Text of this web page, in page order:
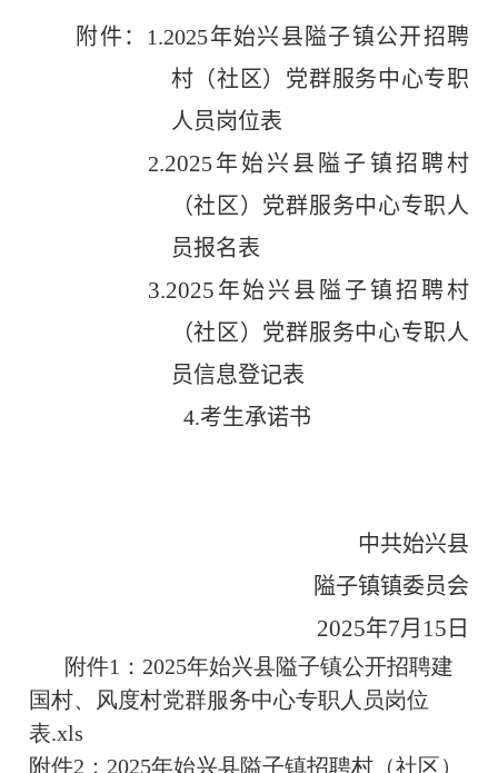
附件： 1.2025年始兴县隘子镇公开招聘
村（社区）党群服务中心专职
人员岗位表
2.2025年始兴县隘子镇招聘村
（社区）党群服务中心专职人
员报名表
3.2025 年始兴县隘子镇招聘村
（社区）党群服务中心专职人
员信息登记表
4.考生承诺书
中共始兴县
隘子镇镇委员会
2025年7月 15 日
附件1：2025年始兴县隘子镇公开招聘建
国村、风度村党群服务中心专职人员岗位
表.xls
附件2：2025年始兴县隘子镇招聘村（社区）